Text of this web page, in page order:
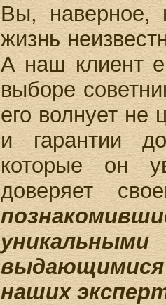
Вы, наверное,
жизнь
А наш клиент
выборе
его волнует не
и гарантии
которые он
доверяет
наших